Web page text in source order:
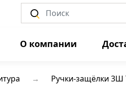
О компании
Ручки-защёлки 3Ш